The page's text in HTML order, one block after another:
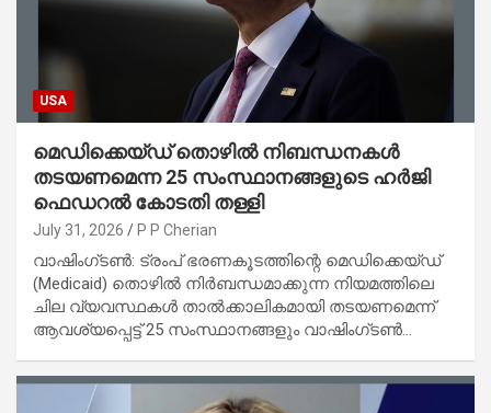
USA
മെഡിക്കെയ്ഡ് തൊഴിൽ നിബന്ധനകൾ
തടയണമെന്ന 25 സംസ്ഥാനങ്ങളുടെ ഹർജി
ഫെഡറൽ കോടതി തള്ളി
July 31, 2026 P P Cherian
വാഷിംഗ്‌ടൺ: ട്രംപ് ഭരണകൂടത്തിന്റെ മെഡിക്കെയ്ഡ്
(Medicaid) തൊഴിൽ നിർബന്ധമാക്കുന്ന നിയമത്തിലെ
ചില വ്യവസ്ഥകൾ താൽക്കാലികമായി തടയണമെന്ന്
ആവശ്യപ്പെട്ട് 25 സംസ്ഥാനങ്ങളും വാഷിംഗ്‌ടൺ…